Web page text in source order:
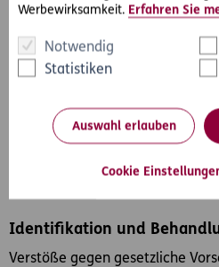
Werbewirksamkeit. Erfahren Sie
Notwendig
Statistiken
Auswahl erlauben
Cookie
eine Präsenzveranstaltung. Bei
Vorstände und leitenden
geben die Inhalte der Schulung
Mitarbeiter weiter.
Zudem werden unsere
Angestellten und Angestellten
Identifikation und
Verstöße gegen gesetzliche